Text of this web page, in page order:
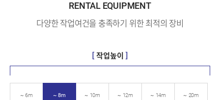
RENTAL EQUIPMENT
다양한 작업여건을 충족하기 위한 최적의 장비
[작업높이]
~ 6m ~ 8m ~ 10m ~ 12m ~ 14m ~ 20m